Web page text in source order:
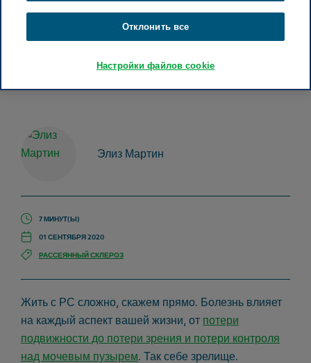
Элиз Мартин
7 МИНУТ(Ы)
01 СЕНТЯБРЯ 2020
РАССЕЯННЫЙ СКЛЕРОЗ
Жить с РС сложно, скажем прямо. Болезнь влияет
на каждый аспект вашей жизни, от потери
подвижности до потери зрения и потери контроля
над мочевым пузырем. Так себе зрелище.
Отклонить все
Настройки файлов cookie